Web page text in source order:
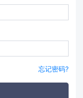
忘记密码?